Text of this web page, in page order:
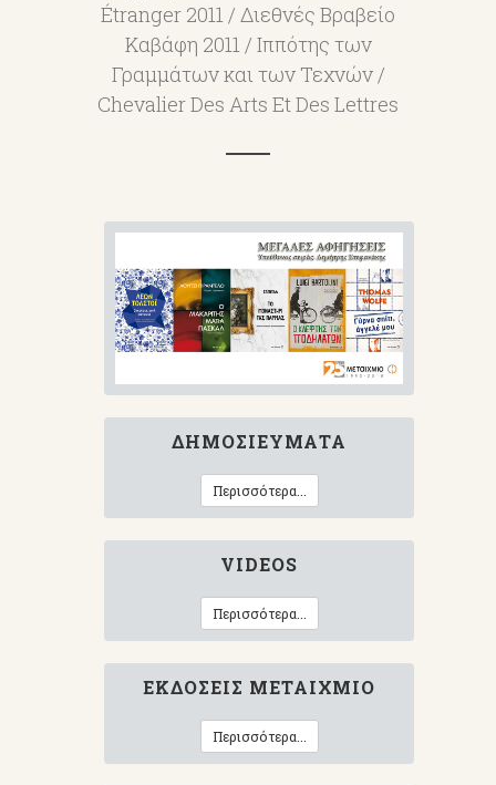
Étranger 2011 / Διεθνές Βραβείο
Καβάφη 2011 / Ιππότης των
Γραμμάτων και των Τεχνών /
Chevalier Des Arts Et Des Lettres
ΔΗΜΟΣΙΕΎΜΑΤΑ
Περισσότερα...
VIDEOS
Περισσότερα...
ΕΚΔΌΣΕΙΣ ΜΕΤΑΊΧΜΙΟ
Περισσότερα...